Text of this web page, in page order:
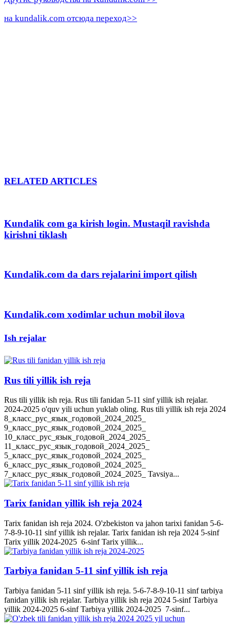
на kundalik.com отсюда переход>>
RELATED ARTICLES
Kundalik com ga kirish login. Mustaqil ravishda
kirishni tiklash
Kundalik.com da dars rejalarini import qilish
Kundalik.com xodimlar uchun mobil ilova
Ish rejalar
Rus tili yillik ish reja
Rus tili yillik ish reja. Rus tili fanidan 5-11 sinf yillik ish rejalar.
2024-2025 o'quv yili uchun yuklab oling. Rus tili yillik ish reja 2024
8_класс_рус_язык_годовой_2024_2025_
9_класс_рус_язык_годовой_2024_2025_
10_класс_рус_язык_годовой_2024_2025_
11_класс_рус_язык_годовой_2024_2025_
5_класс_рус_язык_годовой_2024_2025_
6_класс_рус_язык_годовой_2024_2025_
7_класс_рус_язык_годовой_2024_2025_ Tavsiya...
Tarix fanidan yillik ish reja 2024
Tarix fanidan ish reja 2024. O'zbekiston va jahon tarixi fanidan 5-6-
7-8-9-10-11 sinf yillik ish rejalar. Tarix fanidan ish reja 2024 5-sinf
Tarix yillik 2024-2025 6-sinf Tarix yillik...
Tarbiya fanidan 5-11 sinf yillik ish reja
Tarbiya fanidan 5-11 sinf yillik ish reja. 5-6-7-8-9-10-11 sinf tarbiya
fanidan yillik ish rejalar. Tarbiya yillik ish reja 2024 5-sinf Tarbiya
yillik 2024-2025 6-sinf Tarbiya yillik 2024-2025 7-sinf...